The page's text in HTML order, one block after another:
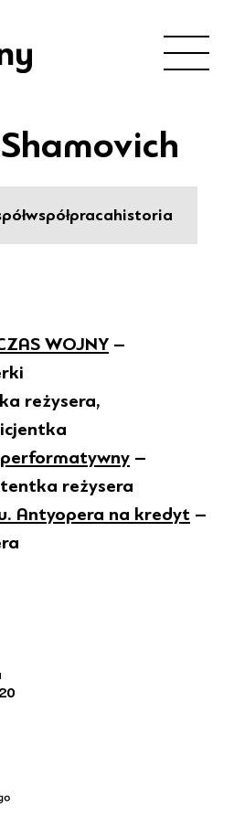
współpracahistoria
WOJNY –
reżysera,
–
reżysera
Antyopera na kredyt –